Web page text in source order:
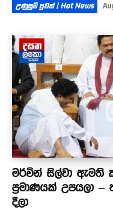
උණුසුම් පුවත් | Hot News
මර්වින් සිල්වා ඇමති
ප්‍රමාණයක්
දීලා